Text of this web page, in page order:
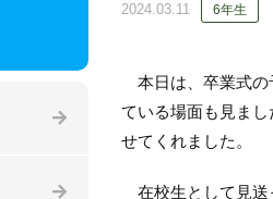
2024.03.11 6年生
本日は、卒業式の
ている場面も見まし
せてくれました。
在校生として見送